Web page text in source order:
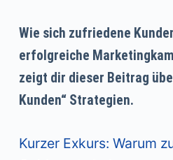
Wie sich zufriedene
erfolgreiche
zeigt dir dieser Beitrag
Kunden“ Strategien.
Kurzer Exkurs: Warum